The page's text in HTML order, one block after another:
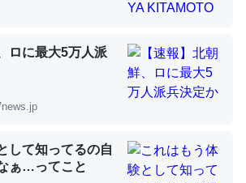
ム少ないのか。知らんかった。調べたら
ウム分はエビの600分の1程度。
表】昆虫学の大問題＝「昆虫はなぜ海にいな
説
ロに最大5万人派
して知ってるの自
ぁ…ってこと